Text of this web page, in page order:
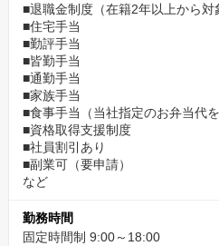
■退職金制度（在籍2年以上から対
■住宅手当
■勤評手当
■皆勤手当
■通勤手当
■家族手当
■食事手当（当社指定のお弁当代を
■資格取得支援制度
■社員割引あり
■副業可（要申請）
など
勤務時間
固定時間制 9:00～18:00